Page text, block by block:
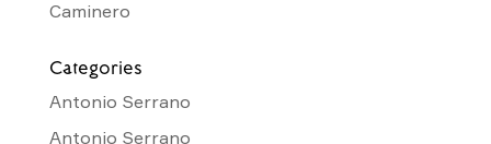
Caminero
Categories
Antonio Serrano
Antonio Serrano